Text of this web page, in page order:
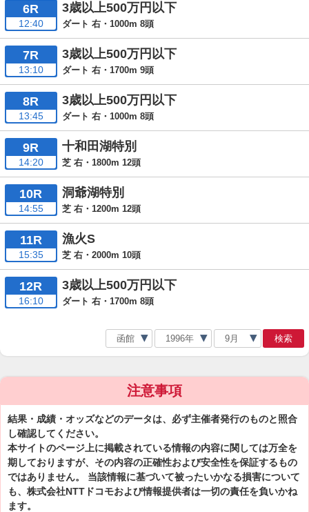
6R
12:40
3歳以上500万円以下
ダート 右・1000m 8頭
7R
13:10
3歳以上500万円以下
ダート 右・1700m 9頭
8R
13:45
3歳以上500万円以下
ダート 右・1000m 8頭
9R
14:20
十和田湖特別
芝 右・1800m 12頭
10R
14:55
洞爺湖特別
芝 右・1200m 12頭
11R
15:35
漁火S
芝 右・2000m 10頭
12R
16:10
3歳以上500万円以下
ダート 右・1700m 8頭
検索
注意事項
結果・成績・オッズなどのデータは、必ず主催者発行のものと照合
し確認してください。
本サイトのページ上に掲載されている情報の内容に関しては万全を
期しておりますが、その内容の正確性および安全性を保証するもの
ではありません。 当該情報に基づいて被ったいかなる損害について
も、株式会社NTTドコモおよび情報提供者は一切の責任を負いかね
ます。